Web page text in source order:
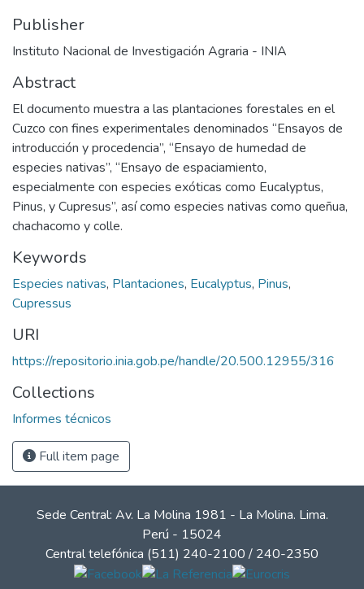
Publisher
Instituto Nacional de Investigación Agraria - INIA
Abstract
El documento muestra a las plantaciones forestales en el
Cuzco con fines experimentales denominados “Ensayos de
introducción y procedencia”, “Ensayo de humedad de
especies nativas”, “Ensayo de espaciamiento,
especialmente con especies exóticas como Eucalyptus,
Pinus, y Cupresus”, así como especies nativas como queñua,
chachacomo y colle.
Keywords
Especies nativas, Plantaciones, Eucalyptus, Pinus,
Cupressus
URI
https://repositorio.inia.gob.pe/handle/20.500.12955/316
Collections
Informes técnicos
Full item page
Sede Central: Av. La Molina 1981 - La Molina. Lima.
Perú - 15024
Central telefónica (511) 240-2100 / 240-2350